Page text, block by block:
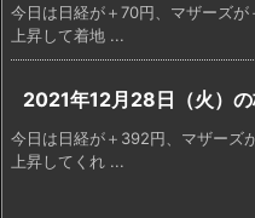
今日は日経が＋70円、マザーズ
上昇して着地 ...
2021年12月28日（火）
今日は日経が＋392円、マザーズ
上昇してくれ ...